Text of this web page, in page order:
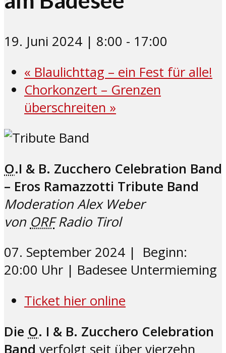
19. Juni 2024 | 8:00 - 17:00
« Blaulichttag – ein Fest für alle!
Chorkonzert – Grenzen
überschreiten »
O.I & B. Zucchero Celebration Band
– Eros Ramazzotti Tribute Band
Moderation Alex Weber
von ORFRadio Tirol
07. September 2024 | Beginn:
20:00 Uhr | Badesee Untermieming
Ticket hier online
Die O. I & B. Zucchero Celebration
Band verfolgt seit über vierzehn